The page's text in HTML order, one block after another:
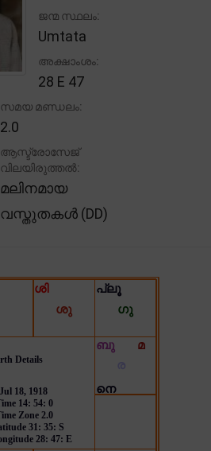
ജന്മ സ്ഥലം:
Umtata
അക്ഷാംശം:
28 E 47
സമയ മണ്ഡലം:
2.0
ആസ്ട്രോസേജ്
വിലയിരുത്തൽ:
മലിനമായ
വസ്തുതകൾ (DD)